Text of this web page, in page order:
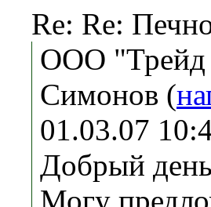
Re: Re:
ООО "Трейд
Симонов (
01.03.07
Добрый
Могу